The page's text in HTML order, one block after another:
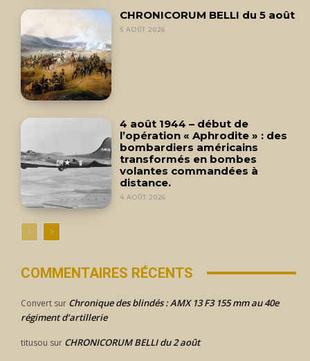
CHRONICORUM BELLI du 5 août
5 AOÛT 2026
4 août 1944 – début de
l’opération « Aphrodite » : des
bombardiers américains
transformés en bombes
volantes commandées à
distance.
4 AOÛT 2026
COMMENTAIRES RÉCENTS
Convert sur Chronique des blindés : AMX 13 F3 155 mm au 40e
régiment d’artillerie
titusou sur CHRONICORUM BELLI du 2 août